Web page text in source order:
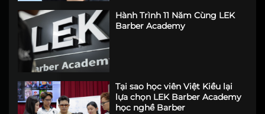
Hành Trình 11 Năm Cùng LEK
Barber Academy
Tại sao học viên Việt Kiều lại
lựa chọn LEK Barber Academy
học nghề Barber